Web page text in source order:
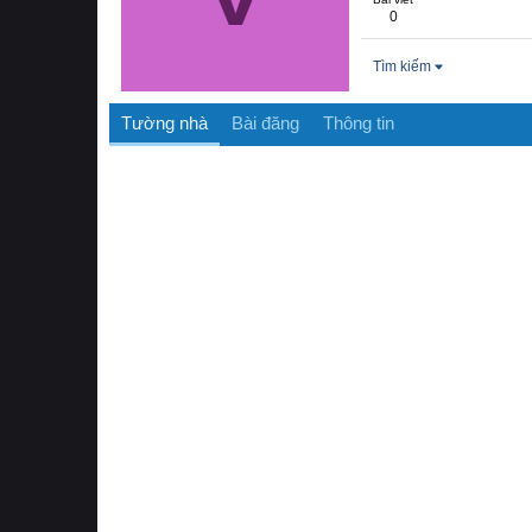
0
Tìm kiếm
Tường nhà Bài đăng Thông tin